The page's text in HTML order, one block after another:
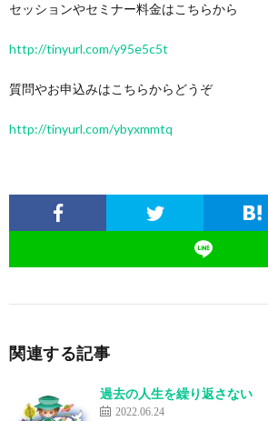
セッションやセミナー料金はこちらから
http://tinyurl.com/y95e5c5t
質問やお申込みはこちらからどうぞ
http://tinyurl.com/ybyxmmtq
関連する記事
過去の人生を繰り返さない
2022.06.24